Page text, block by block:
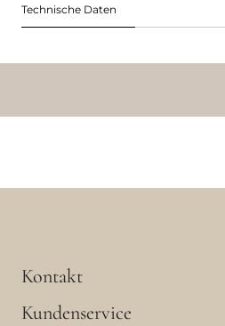
Technische Daten
Kontakt
Kundenservice